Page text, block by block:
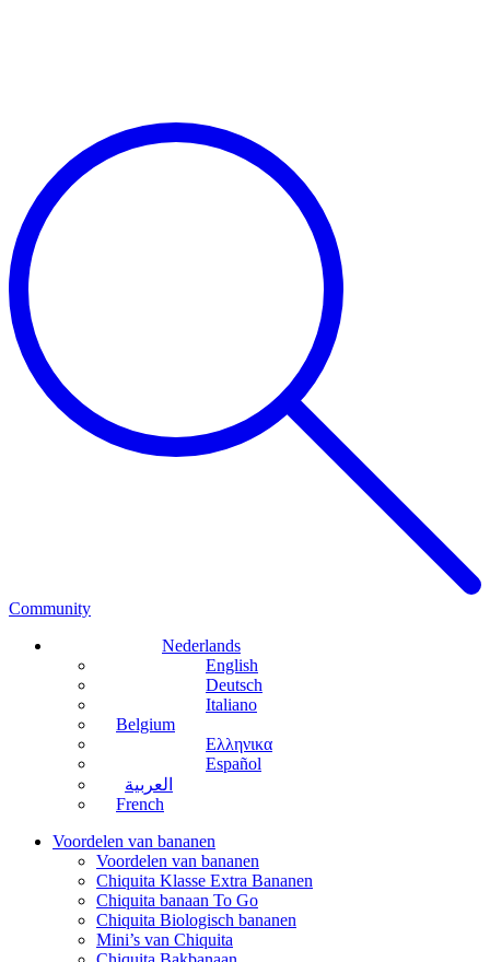
Community
Nederlands
English
Deutsch
Italiano
Belgium
Ελληνικα
Español
العربية
French
Voordelen van bananen
Voordelen van bananen
Chiquita Klasse Extra Bananen
Chiquita banaan To Go
Chiquita Biologisch bananen
Mini’s van Chiquita